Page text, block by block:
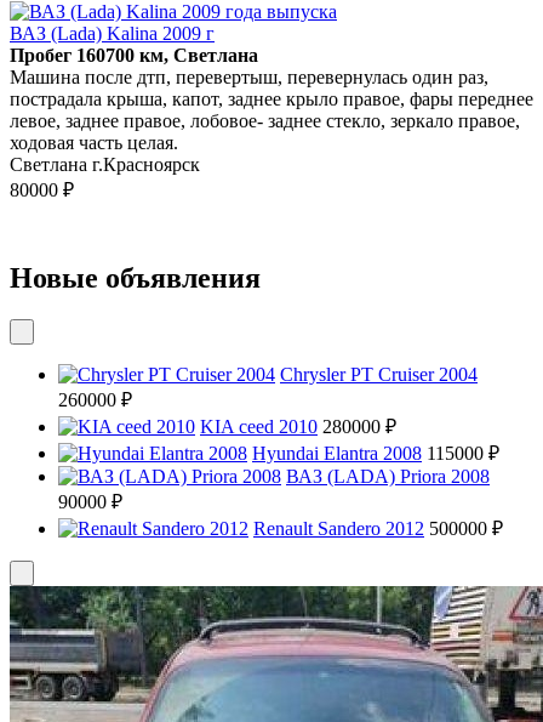
ВАЗ (Lada) Kalina 2009 г
Пробег 160700 км, Светлана
Машина после дтп, перевертыш, перевернулась один раз,
пострадала крыша, капот, заднее крыло правое, фары переднее
левое, заднее правое, лобовое- заднее стекло, зеркало правое,
ходовая часть целая.
Светлана г.Красноярск
80000 ₽
Новые объявления
Chrysler PT Cruiser 2004
260000 ₽
KIA ceed 2010 280000 ₽
Hyundai Elantra 2008 115000 ₽
ВАЗ (LADA) Priora 2008
90000 ₽
Renault Sandero 2012 500000 ₽